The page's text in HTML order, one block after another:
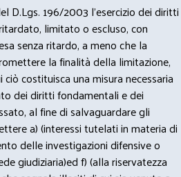
D.Lgs. 196/2003 l’esercizio dei diritti
limitato o escluso, con
senza ritardo, a meno che la
la finalità della limitazione,
costituisca una misura necessaria
dei diritti fondamentali e dei
al fine di salvaguardare gli
a) (interessi tutelati in materia di
delle investigazioni difensive o
giudiziaria)ed f) (alla riservatezza